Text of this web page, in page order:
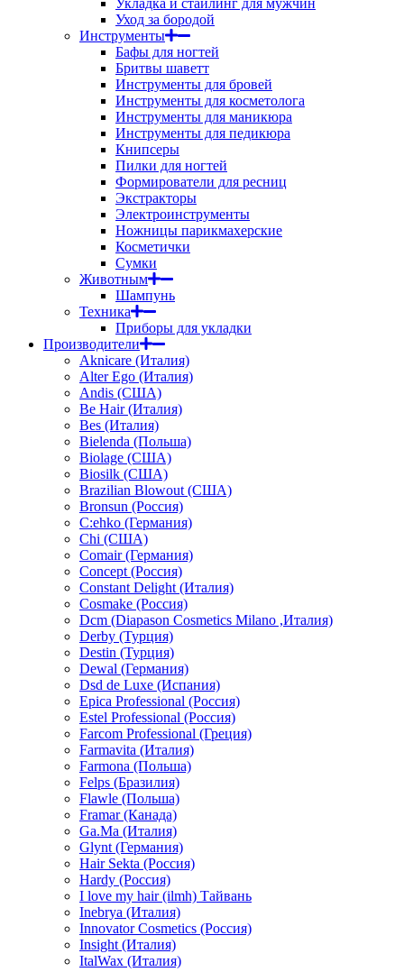
Укладка и стайлинг для мужчин
Уход за бородой
Инструменты
Бафы для ногтей
Бритвы шаветт
Инструменты для бровей
Инструменты для косметолога
Инструменты для маникюра
Инструменты для педикюра
Книпсеры
Пилки для ногтей
Формирователи для ресниц
Экстракторы
Электроинструменты
Ножницы парикмахерские
Косметички
Сумки
Животным
Шампунь
Техника
Приборы для укладки
Производители
Aknicare (Италия)
Alter Ego (Италия)
Andis (США)
Be Hair (Италия)
Bes (Италия)
Bielenda (Польша)
Biolage (США)
Biosilk (США)
Brazilian Blowout (США)
Bronsun (Россия)
C:ehko (Германия)
Chi (США)
Comair (Германия)
Concept (Россия)
Constant Delight (Италия)
Cosmake (Россия)
Dcm (Diapason Cosmetics Milano ,Италия)
Derby (Турция)
Destin (Турция)
Dewal (Германия)
Dsd de Luxe (Испания)
Epica Professional (Россия)
Estel Professional (Россия)
Farcom Professional (Греция)
Farmavita (Италия)
Farmona (Польша)
Felps (Бразилия)
Flawle (Польша)
Framar (Канада)
Ga.Ma (Италия)
Glynt (Германия)
Hair Sekta (Россия)
Hardy (Россия)
I love my hair (ilmh) Тайвань
Inebrya (Италия)
Innovator Cosmetics (Россия)
Insight (Италия)
ItalWax (Италия)